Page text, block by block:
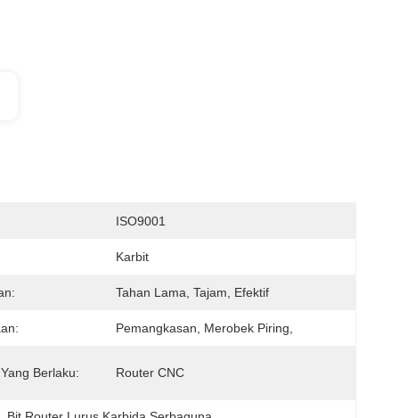
ISO9001
Karbit
Tahan Lama, Tajam, Efektif
Pemangkasan, Merobek Piring,
Berlaku: Router CNC